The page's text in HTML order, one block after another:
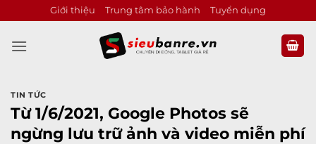
qua
nội
Giới thiệu Trung tâm bảo hành Tuyển dụng
TIN TỨC
Từ 1/6/2021, Google Photos sẽ
ngừng lưu trữ ảnh và video miễn phí